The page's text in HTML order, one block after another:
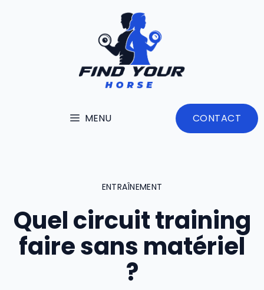
MENU CONTACT
ENTRAÎNEMENT
Quel circuit training
faire sans matériel
?